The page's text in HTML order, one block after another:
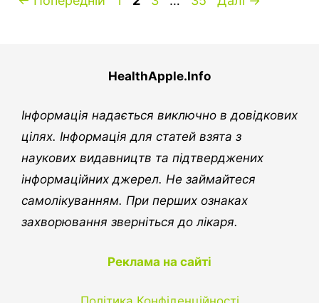
HealthApple.Info
Інформація надається виключно в довідкових
цілях. Інформація для статей взята з
наукових видавництв та підтверджених
інформаційних джерел. Не займайтеся
самолікуванням. При перших ознаках
захворювання зверніться до лікаря.
Реклама на сайті